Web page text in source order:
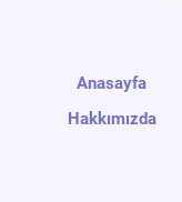
Anasayfa
Hakkımızda